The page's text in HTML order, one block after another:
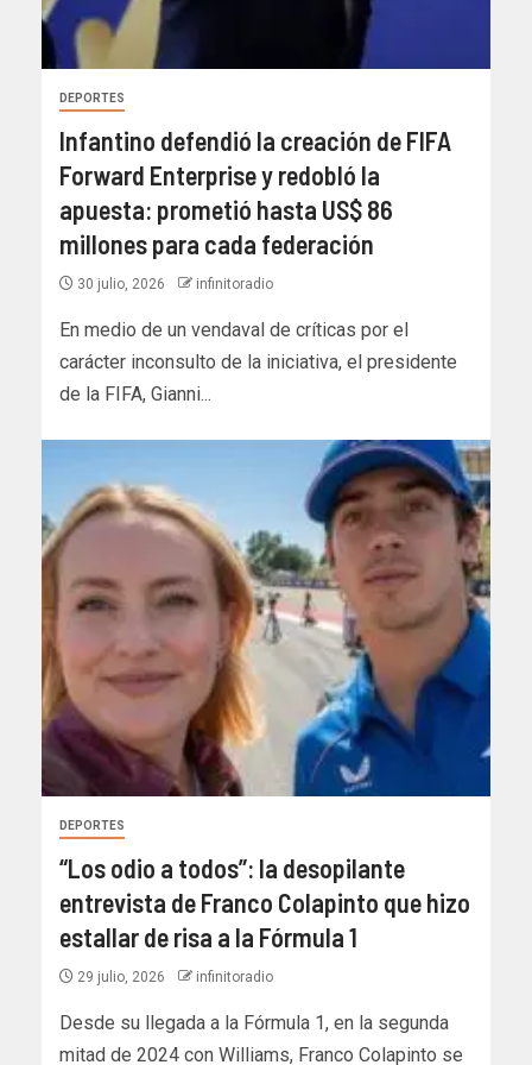
DEPORTES
Infantino defendió la creación de FIFA
Forward Enterprise y redobló la
apuesta: prometió hasta US$ 86
millones para cada federación
30 julio, 2026 infinitoradio
En medio de un vendaval de críticas por el
carácter inconsulto de la iniciativa, el presidente
de la FIFA, Gianni...
DEPORTES
“Los odio a todos”: la desopilante
entrevista de Franco Colapinto que hizo
estallar de risa a la Fórmula 1
29 julio, 2026 infinitoradio
Desde su llegada a la Fórmula 1, en la segunda
mitad de 2024 con Williams, Franco Colapinto se